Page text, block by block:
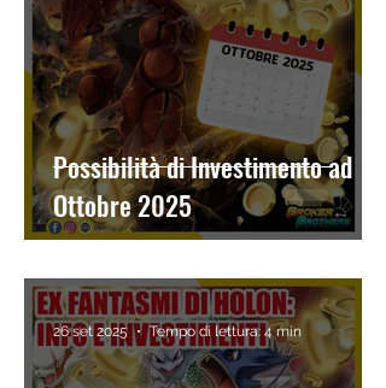
Possibilità di Investimento ad
Ottobre 2025
26 set 2025 Tempo di lettura: 4 min